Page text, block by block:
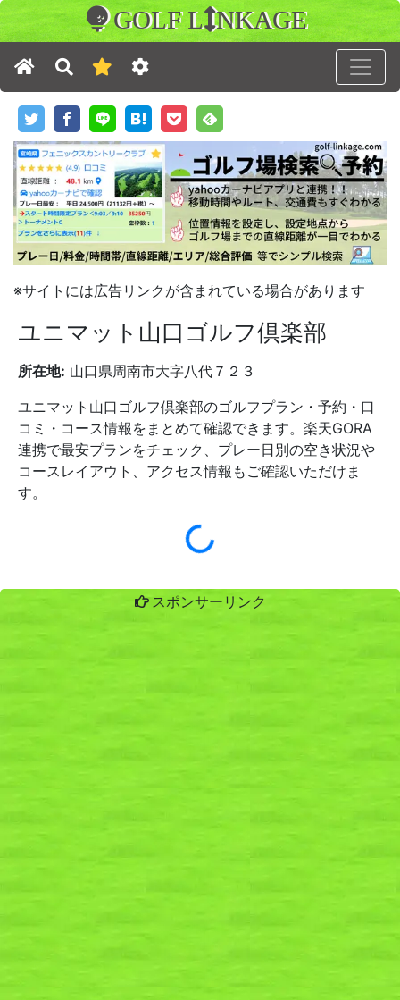
GOLF L NKAGE
※サイトには広告リンクが含まれている場合があります
ユニマット山口ゴルフ倶楽部
所在地: 山口県周南市大字八代７２３
ユニマット山口ゴルフ倶楽部のゴルフプラン・予約・口
コミ・コース情報をまとめて確認できます。楽天GORA
連携で最安プランをチェック、プレー日別の空き状況や
コースレイアウト、アクセス情報もご確認いただけま
す。
スポンサーリンク